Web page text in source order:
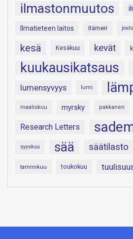
ilmastonmuutos
Ilmatieteen laitos itämeri
kesä Kesäkuu kevät
kuukausikatsaus
lumensyvyys lumi
maaliskuu myrsky pakkanen
Research Letters
syyskuu sää säätilasto
tammikuu toukokuu